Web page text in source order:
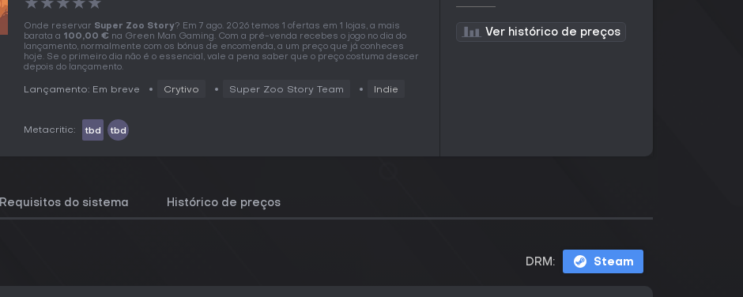
★★★★★
Onde reservar Super Zoo Story? Em 7 ago. 2026 temos 1 ofertas em 1 lojas, a mais
barata a 100,00 € na Green Man Gaming. Com a pré-venda recebes o jogo no dia do
lançamento, normalmente com os bónus de encomenda, a um preço que já conheces
hoje. Se o primeiro dia não é o essencial, vale a pena saber que o preço costuma descer
depois do lançamento.
Lançamento: Em breve Crytivo Super Zoo Story Team Indie
Metacritic: tbd tbd
Ver histórico de preços
Requisitos do sistema Histórico de preços
DRM: Steam